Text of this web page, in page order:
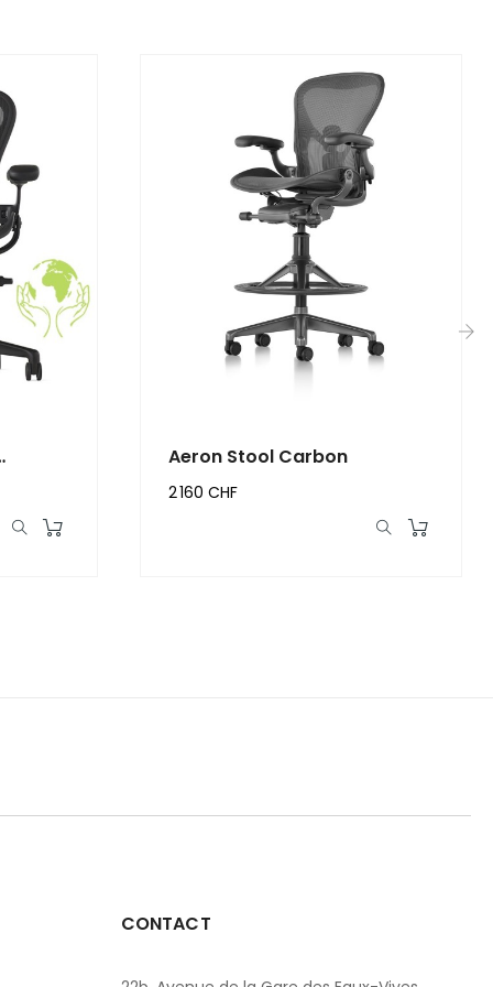
Aeron Stool Carbon
2 160 CHF
CONTACT